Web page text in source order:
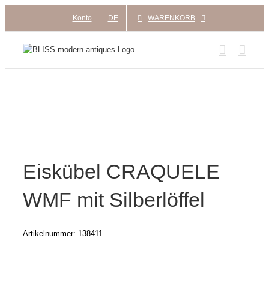
springen
Konto DE WARENKORB
Eiskübel CRAQUELE
WMF mit Silberlöffel
Artikelnummer: 138411